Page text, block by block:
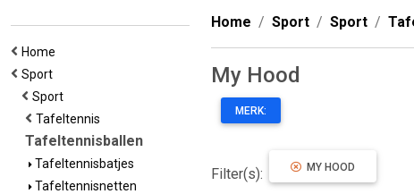
Home
Sport
Sport
Tafeltennis
Tafeltennisballen
Tafeltennisbatjes
Tafeltennisnetten
Home Sport Sport
My Hood
MERK:
Filter(s): MY HOOD